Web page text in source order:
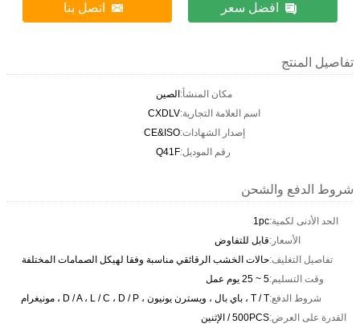
افضل سعر اتصل بنا
تفاصيل المنتج
مكان المنشأ:الصين
اسم العلامة التجارية:CXDLV
إصدار الشهادات:CE&ISO
رقم الموديل:Q41F
شروط الدفع والشحن
الحد الأدنى لكمية:1pc
الأسعار:قابل للتفاوض
تفاصيل التغليف:حالات الخشب الرقائقي مناسبة وفقا لهيكل الصمامات المختلفة
وقت التسليم:5 ~ 25 يوم عمل
شروط الدفع:T / T ، باي بال ، ويسترن يونيون ، D / A ، L / C ، D / P ، مونيغرام
القدرة على العرض:500PCS / الإثنين